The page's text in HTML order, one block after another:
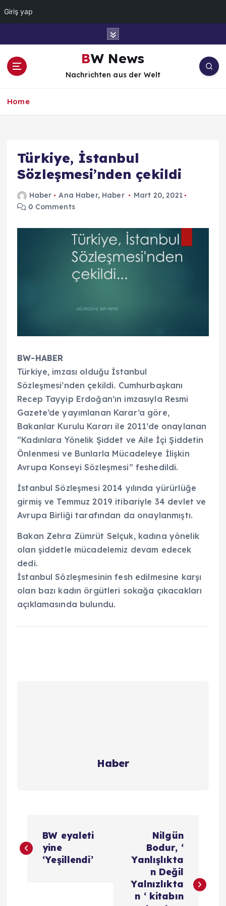
Giriş yap
BW News
Nachrichten aus der Welt
Home
Türkiye, İstanbul
Sözleşmesi’nden çekildi
Haber Ana Haber, Haber
Mart 20, 2021
0 Comments
BW-HABER
Türkiye, imzası olduğu İstanbul
Sözleşmesi’nden çekildi. Cumhurbaşkanı
Recep Tayyip Erdoğan’ın imzasıyla Resmi
Gazete’de yayımlanan Karar’a göre,
Bakanlar Kurulu Kararı ile 2011’de onaylanan
“Kadınlara Yönelik Şiddet ve Aile İçi Şiddetin
Önlenmesi ve Bunlarla Mücadeleye İlişkin
Avrupa Konseyi Sözleşmesi” feshedildi.
İstanbul Sözleşmesi 2014 yılında yürürlüğe
girmiş ve Temmuz 2019 itibariyle 34 devlet ve
Avrupa Birliği tarafından da onaylanmıştı.
Bakan Zehra Zümrüt Selçuk, kadına yönelik
olan şiddetle mücadelemiz devam edecek
dedi.
İstanbul Sözleşmesinin fesh edilmesine karşı
olan bazı kadın örgütleri sokağa çıkacakları
açıklamasında bulundu.
Haber
a
BW eyaleti
yine
‘Yeşillendi’
Nilgün
Bodur, ‘
Yanlışlıkta
n Değil
Yalnızlıkta
n ‘ kitabın